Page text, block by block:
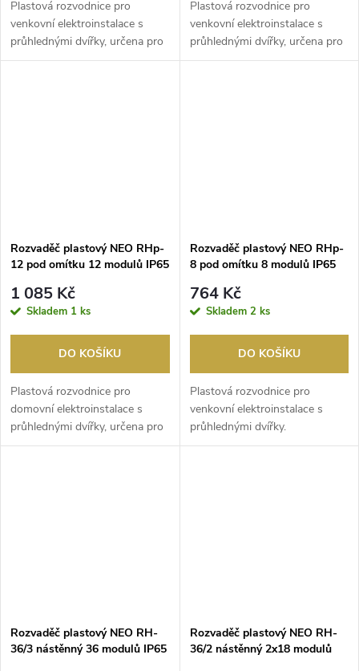
Plastová rozvodnice pro
venkovní elektroinstalace s
průhlednými dvířky, určena pro
venkovní použití...
Plastová rozvodnice pro
venkovní elektroinstalace s
průhlednými dvířky, určena pro
venkovní použití...
Rozvaděč plastový NEO RHp-
12 pod omítku 12 modulů IP65
1 085 Kč
Skladem 1 ks
DO KOŠÍKU
Plastová rozvodnice pro
domovní elektroinstalace s
průhlednými dvířky, určena pro
vnitřní použití.
Rozvaděč plastový NEO RHp-
8 pod omítku 8 modulů IP65
764 Kč
Skladem 2 ks
DO KOŠÍKU
Plastová rozvodnice pro
venkovní elektroinstalace s
průhlednými dvířky.
Rozvaděč plastový NEO RH-
36/3 nástěnný 36 modulů IP65
Rozvaděč plastový NEO RH-
36/2 nástěnný 2x18 modulů